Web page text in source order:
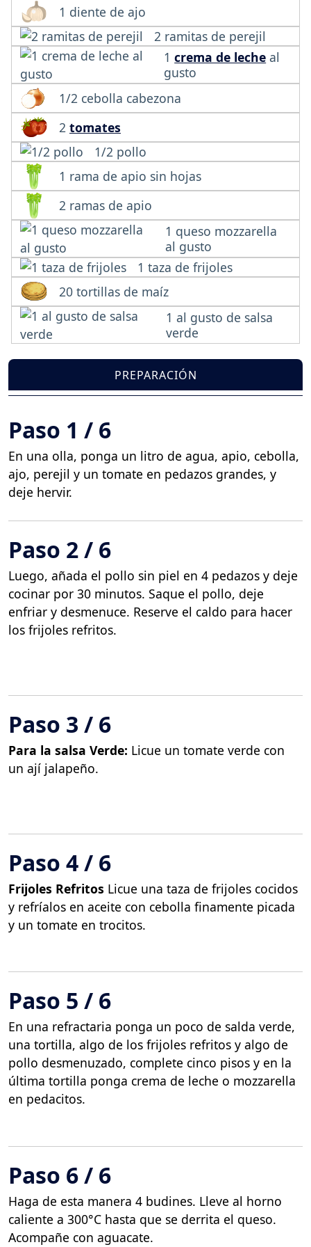
1 diente de ajo
2 ramitas de perejil
1crema de leche al
gusto
1/2 cebolla cabezona
2 tomates
1/2 pollo
1 rama de apio sin hojas
2 ramas de apio
1 queso mozzarella
al gusto
1 taza de frijoles
20 tortillas de maíz
1 al gusto de salsa
verde
PREPARACIÓN
Paso 1 / 6
En una olla, ponga un litro de agua, apio, cebolla,
ajo, perejil y un tomate en pedazos grandes, y
deje hervir.
Paso 2 / 6
Luego, añada el pollo sin piel en 4 pedazos y deje
cocinar por 30 minutos. Saque el pollo, deje
enfriar y desmenuce. Reserve el caldo para hacer
los frijoles refritos.
Paso 3 / 6
Para la salsa Verde: Licue un tomate verde con
un ají jalapeño.
Paso 4 / 6
Frijoles Refritos Licue una taza de frijoles cocidos
y refríalos en aceite con cebolla finamente picada
y un tomate en trocitos.
Paso 5 / 6
En una refractaria ponga un poco de salda verde,
una tortilla, algo de los frijoles refritos y algo de
pollo desmenuzado, complete cinco pisos y en la
última tortilla ponga crema de leche o mozzarella
en pedacitos.
Paso 6 / 6
Haga de esta manera 4 budines. Lleve al horno
caliente a 300°C hasta que se derrita el queso.
Acompañe con aguacate.